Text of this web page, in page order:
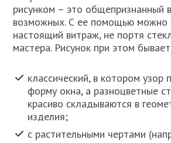
рисунком – это общепризнанный
возможных. С ее помощью можно
настоящий витраж, не портя
мастера. Рисунок при этом
классический, в котором узор
форму окна, а разноцветные
красиво складываются в
изделия;
с растительными чертами